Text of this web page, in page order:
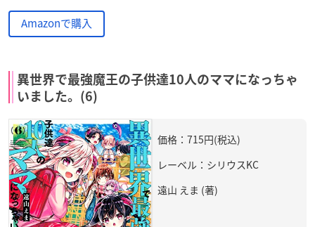
Amazonで購入
異世界で最強魔王の子供達10人のママになっちゃ
いました。(6)
価格：715円(税込)
レーベル：シリウスKC
遠山 えま (著)